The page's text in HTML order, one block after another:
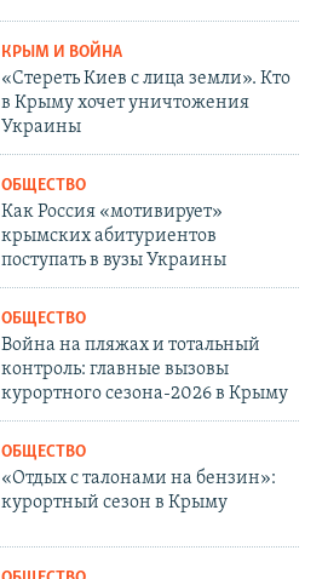
КРЫМ И ВОЙНА
«Стереть Киев с лица земли». Кто
в Крыму хочет уничтожения
Украины
ОБЩЕСТВО
Как Россия «мотивирует»
крымских абитуриентов
поступать в вузы Украины
ОБЩЕСТВО
Война на пляжах и тотальный
контроль: главные вызовы
курортного сезона-2026 в Крыму
ОБЩЕСТВО
«Отдых с талонами на бензин»:
курортный сезон в Крыму